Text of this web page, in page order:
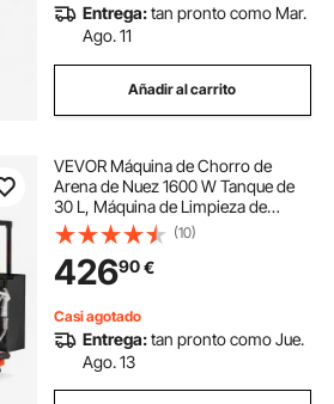
Entrega:tan pronto como Mar.
Ago. 11
Añadir al carrito
VEVOR Máquina de Chorro de
Arena de Nuez 1600 W Tanque de
30 L, Máquina de Limpieza de
Válvulas y Colectores de Admisión,
con 2,5 kg de Cáscara de Nuez y
23 Adaptadores para Motores de
Automóviles
(10)
42690€
Casi agotado
Entrega:tan pronto como Jue.
Ago. 13